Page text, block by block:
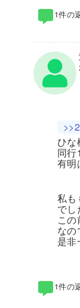
1件の
>>2
ひな
同行
有明
私も
でし
こ
なの
是非
1件の